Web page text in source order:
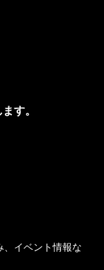
す。
イベント情報な